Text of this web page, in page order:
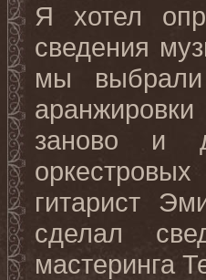
Я хотел
сведения
мы
заново и
гитарист
сделал
мастеринга